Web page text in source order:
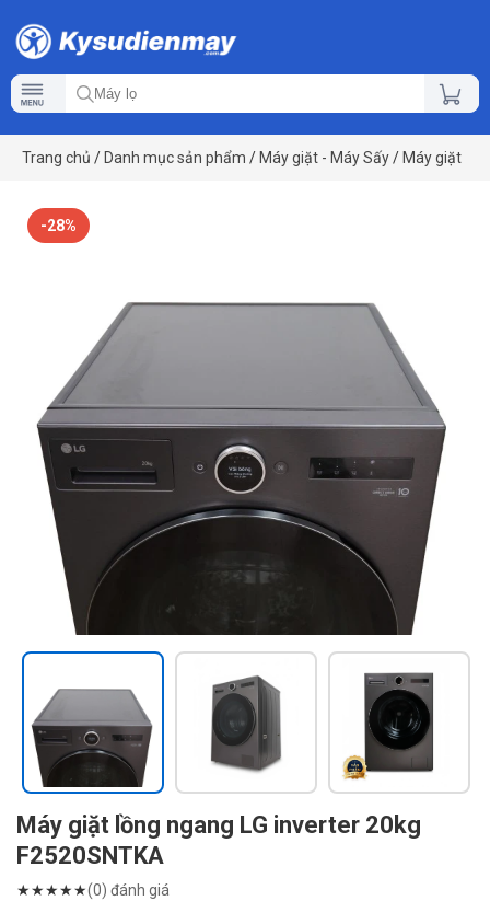
Trang chủ / Danh mục sản phẩm / Máy giặt - Máy Sấy/ Máy giặt
-28%
Máy giặt lồng ngang LG inverter 20kg
F2520SNTKA
★★★★★(0) đánh giá